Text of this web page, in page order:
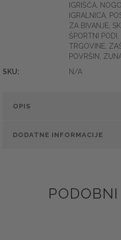
IGRIŠČA
IGRALNICA
ZA BIVANJE
ŠPORTNI PODI
TRGOVINE
POVRŠIN
SKU:
N/A
OPIS
DODATNE INFORMACIJE